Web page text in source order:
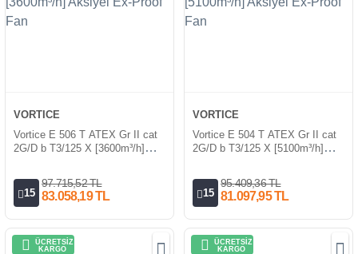
VORTICE
Vortice E 506 T ATEX Gr II cat
2G/D b T3/125 X [3600m³/h]
15
97.715,52 TL
83.058,19 TL
VORTICE
Vortice E 504 T ATEX Gr II cat
2G/D b T3/125 X [5100m³/h]
15
95.409,36 TL
81.097,95 TL
ÜCRETSİZ
KARGO
ÜCRETSİZ
KARGO